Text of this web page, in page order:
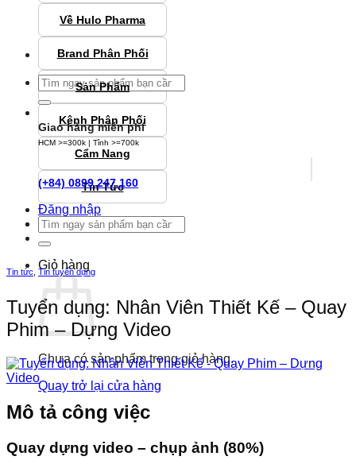
Tìm
kiếm:
Giao hàng miễn phí
HCM >=300k | Tỉnh >=700k
(+84) 0899 247 160
Đăng nhập
Giỏ hàng
Chưa có sản phẩm trong giỏ hàng.
Quay trở lại cửa hàng
Về Hulo Pharma
Brand Phân Phối
Sản Phẩm
Kênh Phân Phối
Cẩm Nang
Tin Tức
Tìm
kiếm:
Tin tức Tin tuyển dụng
Tuyển dụng: Nhân Viên Thiết Kế – Quay
Phim – Dựng Video
Mô tả công việc
Quay dựng video – chụp ảnh (80%)